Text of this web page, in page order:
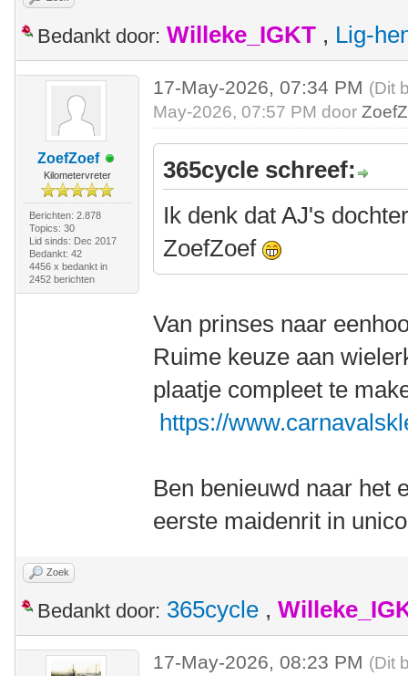
Bedankt door: Willeke_IGKT , Lig-
ZoefZoef
Kilometervreter
Berichten: 2.878
Topics: 30
Lid sinds: Dec 2017
Bedankt: 42
4456 x bedankt in
2452 berichten
17-May-2026, 07:34 PM (Dit
May-2026, 07:57 PM door
365cycle schreef:
Ik denk dat AJ's
ZoefZoef
Van prinses naar
Ruime keuze aan
plaatje compleet te
https://
Ben benieuwd naar het
eerste maidenrit in
Zoek
Bedankt door: 365cycle ,
17-May-2026, 08:23 PM (Dit